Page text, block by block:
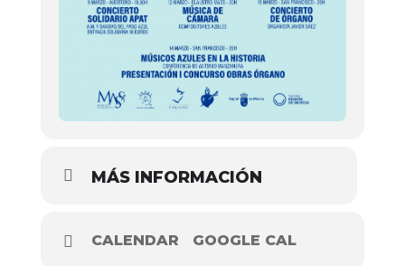
MÁS INFORMACIÓN
CALENDAR GOOGLE CAL